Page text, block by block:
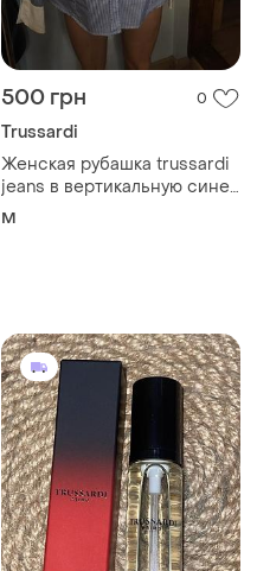
500 грн 0
Trussardi
Женская рубашка trussardi
jeans в вертикальную сине-
белую полоску с
M